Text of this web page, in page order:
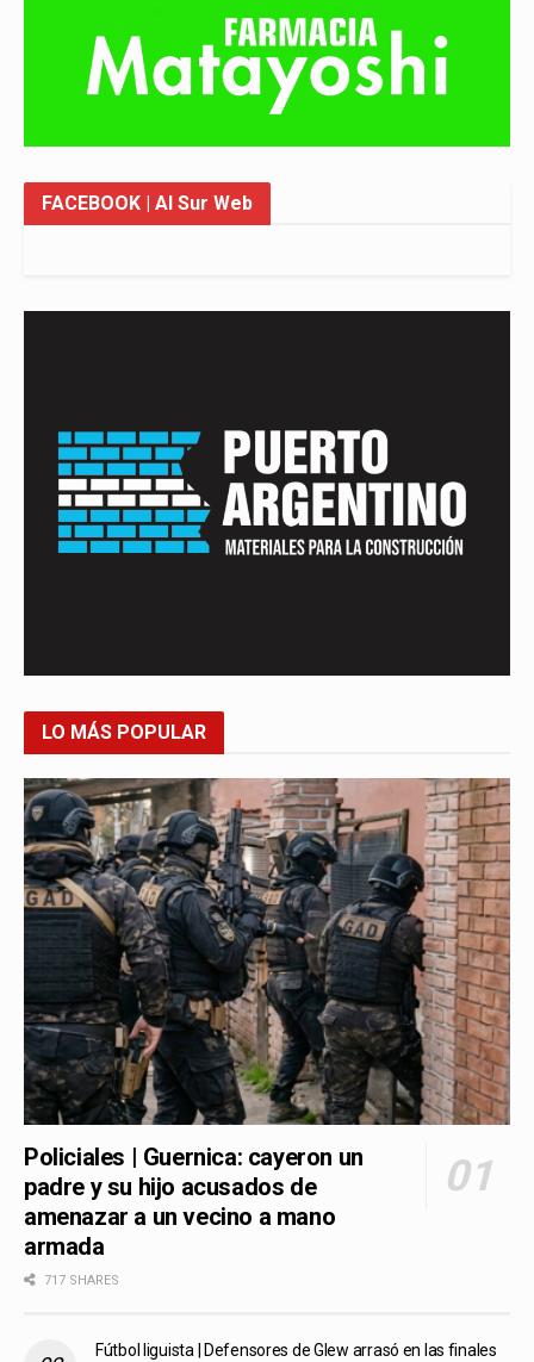
FACEBOOK | Al Sur Web
LO MÁS POPULAR
Policiales | Guernica: cayeron un
padre y su hijo acusados de
amenazar a un vecino a mano
armada
717 SHARES
Fútbol liguista | Defensores de Glew arrasó en las finales